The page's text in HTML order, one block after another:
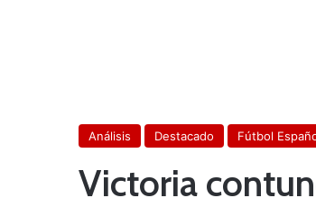
Análisis Destacado Fútbol
Victoria